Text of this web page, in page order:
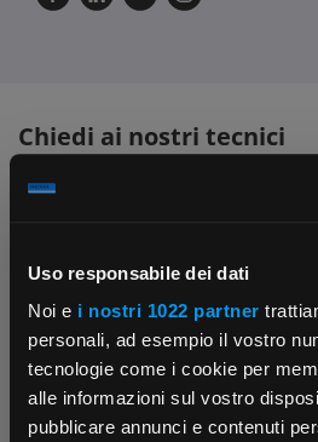
Uso responsabile dei dati
Noi e i nostri 1022 partner
personali, ad esempio il vostro
tecnologie come i cookie per
alle informazioni sul vostro
pubblicare annunci e contenuti
Chiedi ai nostri tecnici
Contattaci
Parla con il customer care dedicato Ti